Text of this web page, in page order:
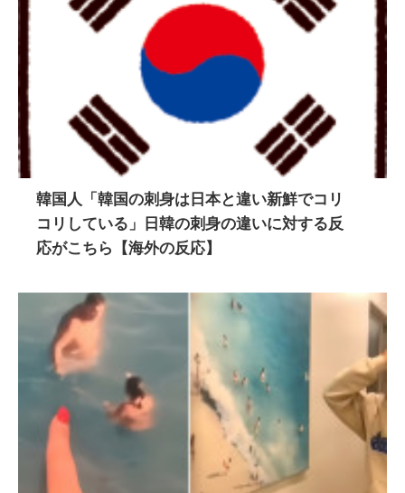
韓国人「韓国の刺身は日本と違い新鮮でコリ
コリしている」日韓の刺身の違いに対する反
応がこちら【海外の反応】